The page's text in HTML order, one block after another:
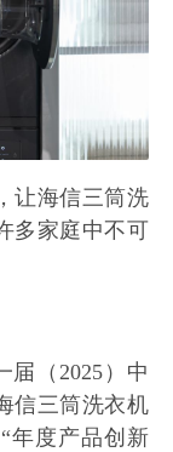
让海信三筒洗
多家庭中不可
届（2025）中
信三筒洗衣机
年度产品创新